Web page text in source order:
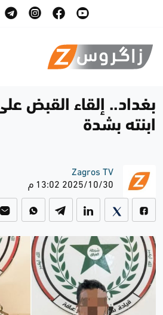
بغداد.. إلقاء القبض
ابنته بشدة
Zagros TV
2025/10/30 13:02 م